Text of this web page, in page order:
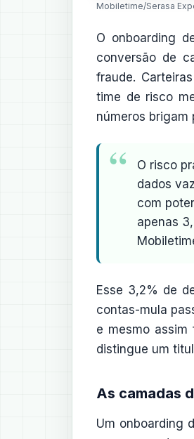
Mobiletime/Serasa
O onboarding
conversão de
fraude.
time de risco
números brigam
O risco
dados
com
apenas
Esse 3,2% de
contas-mula
e mesmo
distingue um
As camadas
Um onboarding